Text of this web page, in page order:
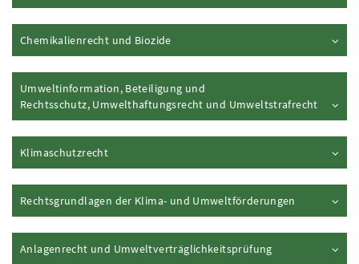
Chemikalienrecht und BiozideInhalt aufklappen
Umweltinformation, Beteiligung und
Rechtsschutz, Umwelthaftungsrecht und UmweltstrafrechtInhalt
KlimaschutzrechtInhalt aufklappen
Rechtsgrundlagen der Klima- und Umweltförderungen Inhalt
Anlagenrecht und UmweltverträglichkeitsprüfungInhalt